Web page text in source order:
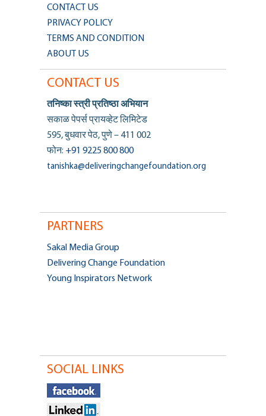
CONTACT US
PRIVACY POLICY
TERMS AND CONDITION
ABOUT US
CONTACT US
तनिष्का स्त्री प्रतिष्ठा अभियान
सकाळ पेपर्स प्रायव्हेट लिमिटेड
595, बुधवार पेठ, पुणे – 411 002
फोन: +91 9225 800 800
tanishka@deliveringchangefoundation.org
PARTNERS
Sakal Media Group
Delivering Change Foundation
Young Inspirators Network
SOCIAL LINKS